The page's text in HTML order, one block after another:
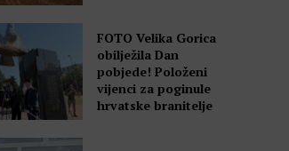
FOTO Velika Gorica
obilježila Dan
pobjede! Položeni
vijenci za poginule
hrvatske branitelje